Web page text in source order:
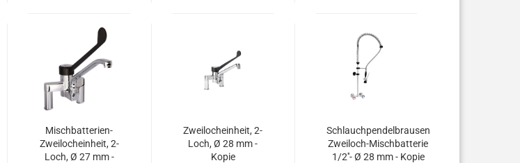
Mischbatterien-
Zweilocheinheit, 2-
Loch, Ø 27 mm -
Zweilocheinheit, 2-
Loch, Ø 28 mm -
Kopie
Schlauchpendelbrausen
Zweiloch-Mischbatterie
1/2''- Ø 28 mm - Kopie